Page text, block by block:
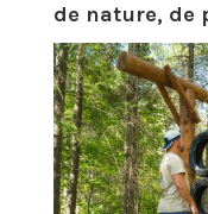
de nature, de